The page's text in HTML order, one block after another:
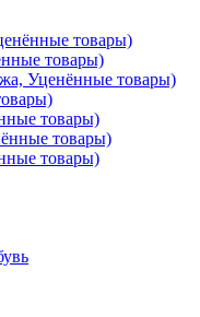
товары)
товары)
Уценённые товары)
товары)
товары)
товары)